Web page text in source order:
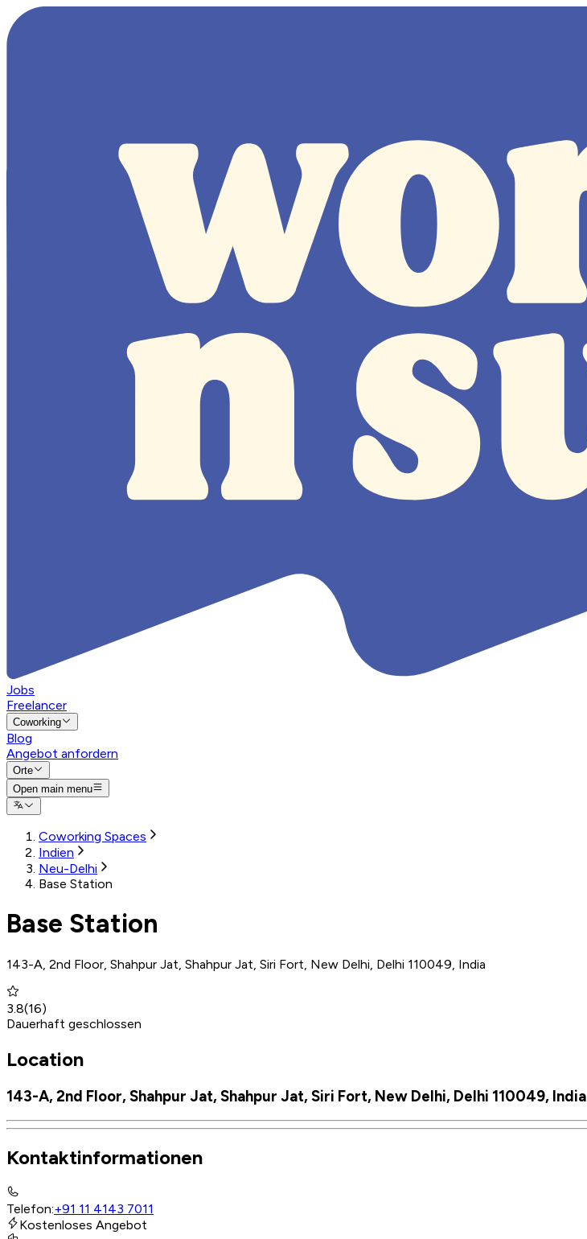
Jobs
Freelancer
Coworking
Blog
Angebot anfordern
Orte
Open main menu
Coworking Spaces
Indien
Neu-Delhi
Base Station
Base Station
143-A, 2nd Floor, Shahpur Jat, Shahpur Jat, Siri Fort, New Delhi, Delhi 110049, India
3.8(16)
Dauerhaft geschlossen
Location
143-A, 2nd Floor, Shahpur Jat, Shahpur Jat, Siri Fort, New Delhi, Delhi 110049, India
Kontaktinformationen
Telefon:+91 11 4143 7011
Kostenloses Angebot